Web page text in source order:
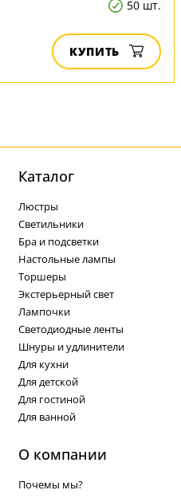
50 шт.
КУПИТЬ
Каталог
Люстры
Светильники
Бра и подсветки
Настольные лампы
Торшеры
Экстерьерный свет
Лампочки
Светодиодные ленты
Шнуры и удлинители
Для кухни
Для детской
Для гостиной
Для ванной
О компании
Почемы мы?